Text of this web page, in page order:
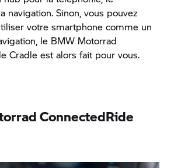
navigation. Sinon, vous pouvez
votre smartphone comme un
le BMW Motorrad
Cradle est alors fait pour vous.
ConnectedRide